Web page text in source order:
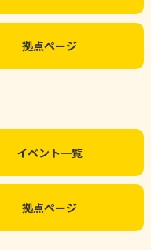
拠点ページ
イベント一覧
拠点ページ